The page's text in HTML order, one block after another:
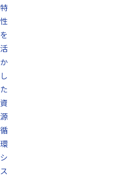
特
性
を
活
か
し
た
資
源
循
環
シ
ス